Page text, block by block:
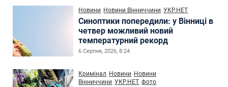
Новини Новини Вінниччини УКР.НЕТ
Синоптики попередили: у Вінниці в
четвер можливий новий
температурний рекорд
6 Серпня, 2026, 8:24
Кримінал Новини Новини
Вінниччини УКР.НЕТ фото